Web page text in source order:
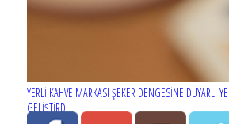
YERLİ KAHVE MARKASI ŞEKER DENGESİNE DUYARLI
GELİŞTİRDİ